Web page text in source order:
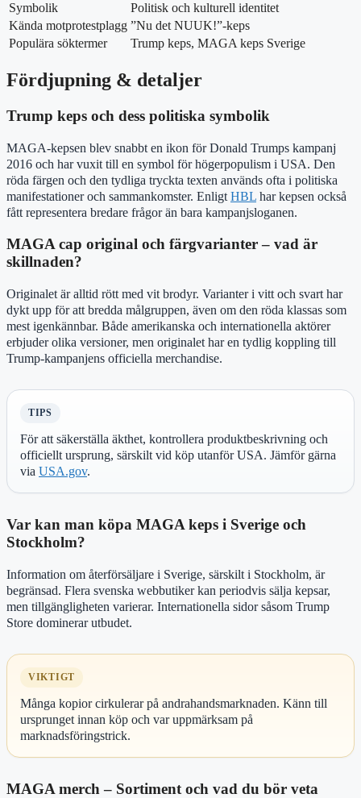
Symbolik
Politisk och kulturell identitet
Kända motprotestplagg ”Nu det NUUK!”-keps
Populära söktermer
Trump keps, MAGA keps Sverige
Fördjupning & detaljer
Trump keps och dess politiska symbolik
MAGA-kepsen blev snabbt en ikon för Donald Trumps kampanj
2016 och har vuxit till en symbol för högerpopulism i USA. Den
röda färgen och den tydliga tryckta texten används ofta i politiska
manifestationer och sammankomster. Enligt HBL har kepsen också
fått representera bredare frågor än bara kampanjsloganen.
MAGA cap original och färgvarianter – vad är
skillnaden?
Originalet är alltid rött med vit brodyr. Varianter i vitt och svart har
dykt upp för att bredda målgruppen, även om den röda klassas som
mest igenkännbar. Både amerikanska och internationella aktörer
erbjuder olika versioner, men originalet har en tydlig koppling till
Trump-kampanjens officiella merchandise.
TIPS
För att säkerställa äkthet, kontrollera produktbeskrivning och
officiellt ursprung, särskilt vid köp utanför USA. Jämför gärna
via USA.gov.
Var kan man köpa MAGA keps i Sverige och
Stockholm?
Information om återförsäljare i Sverige, särskilt i Stockholm, är
begränsad. Flera svenska webbutiker kan periodvis sälja kepsar,
men tillgängligheten varierar. Internationella sidor såsom Trump
Store dominerar utbudet.
VIKTIGT
Många kopior cirkulerar på andrahandsmarknaden. Känn till
ursprunget innan köp och var uppmärksam på
marknadsföringstrick.
MAGA merch – Sortiment och vad du bör veta